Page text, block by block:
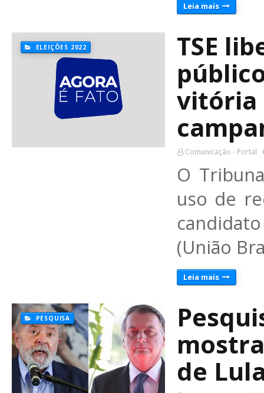
Leia mais
ELEIÇÕES 2022
TSE
vitória
Comunicação - Portal
O
uso de
(União
Leia mais
PESQUISA
de